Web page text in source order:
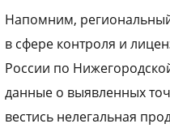
Напомним,
в сфере контроля и
России по
данные о выявленных
вестись нелегальная